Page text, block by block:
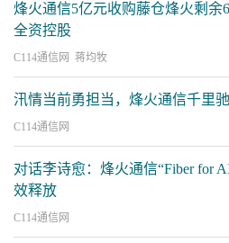
烽火通信5亿元收购藤仓烽火剩余
全资控股
C114通信网 蒋均牧
汛情当前勇担当，烽火通信千里
C114通信网
对话李诗愈：烽火通信“Fiber for
效释放
C114通信网